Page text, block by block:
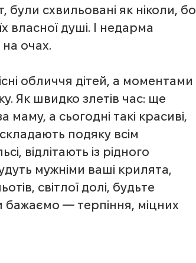
були схвильовані як ніколи, бо
власної душі. І недарма
очах.
обличчя дітей, а моментами
Як швидко злетів час: ще
а сьогодні такі красиві,
подяку всім
відлітають із рідного
мужніми ваші крилята,
світлої долі, будьте
бажаємо — терпіння, міцних